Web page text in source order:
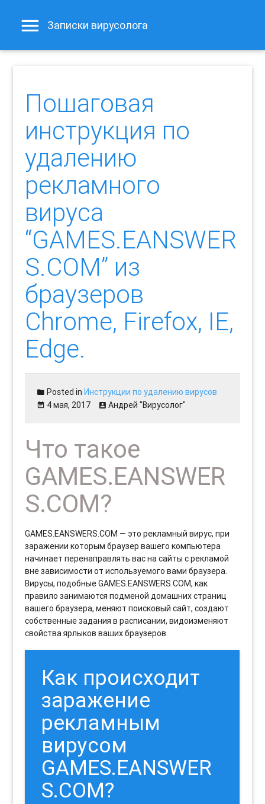
Записки вирусолога
Пошаговая
инструкция по
удалению
рекламного
вируса
“GAMES.EANSWER
S.COM” из
браузеров
Chrome, Firefox, IE,
Edge.
Posted inИнструкции по удалению вирусов
4 мая, 2017
Андрей "Вирусолог"
Что такое
GAMES.EANSWER
S.COM?
GAMES.EANSWERS.COM — это рекламный вирус, при
заражении которым браузер вашего компьютера
начинает перенаправлять вас на сайты с рекламой
вне зависимости от используемого вами браузера.
Вирусы, подобные GAMES.EANSWERS.COM, как
правило занимаются подменой домашних страниц
вашего браузера, меняют поисковый сайт, создают
собственные задания в расписании, видоизменяют
свойства ярлыков ваших браузеров.
Как происходит
заражение
рекламным
вирусом
GAMES.EANSWER
S.COM?